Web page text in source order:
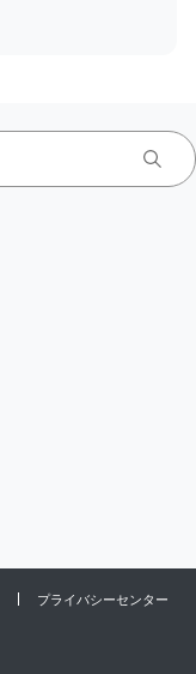
プライバシーセンター